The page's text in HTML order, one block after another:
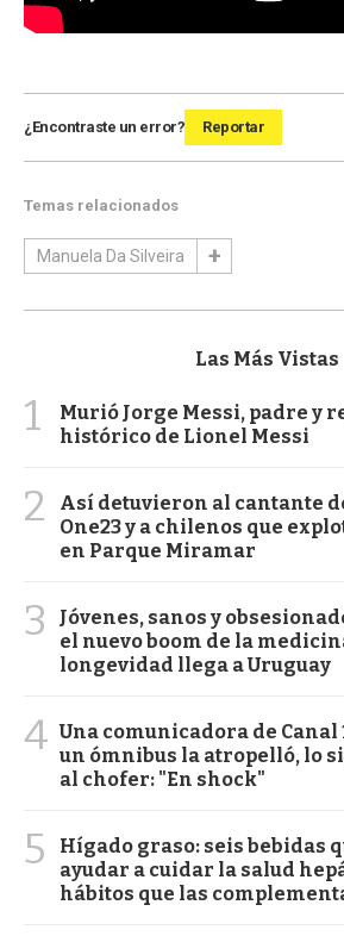
¿Encontraste un error? Reportar
Temas relacionados
Manuela Da Silveira
Las Más Vistas
1
Murió Jorge Messi, padre y
histórico de Lionel Messi
2
Así detuvieron al cantante
One23 y a chilenos que
en Parque Miramar
3
Jóvenes, sanos y
el nuevo boom de la
longevidad llega a Uruguay
4 Una comunicadora de Canal
un ómnibus la atropelló, lo
al chofer: "En shock"
5
Hígado graso: seis bebidas
ayudar a cuidar la salud
hábitos que las